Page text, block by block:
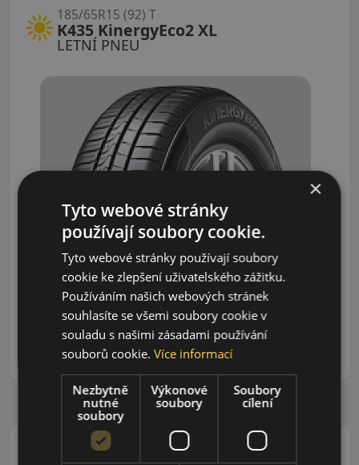
LETNÍ PNEU
K435 KinergyEco2 XL
185/65R15 (92) T
Údaje o štítku EPREL:
1 580 CZK
1 310 CZK
ks DO KOŠÍKU
×
Tyto webové stránky
používají soubory cookie.
Tyto webové stránky používají soubory
cookie ke zlepšení uživatelského zážitku.
Používáním našich webových stránek
souhlasíte se všemi soubory cookie v
souladu s našimi zásadami používání
souborů cookie.Více informací
Nezbytně
nutné
soubory
Výkonové
soubory
Soubory
cílení